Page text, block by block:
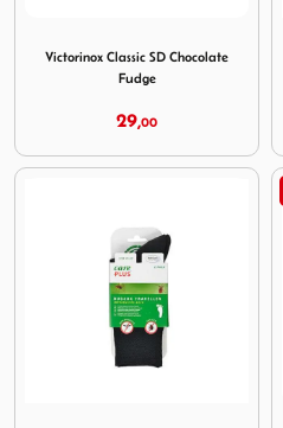
Victorinox Classic SD Chocolate
Fudge
29,00